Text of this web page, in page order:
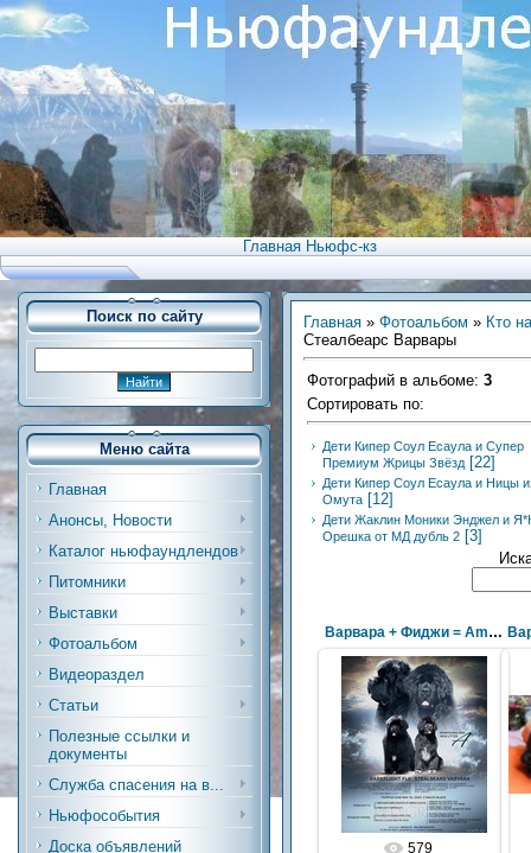
Главная Ньюфс-кз
Поиск по сайту
Меню сайта
Главная
Анонсы, Новости
Каталог ньюфаундлендов
Питомники
Выставки
Фотоальбом
Видеораздел
Статьи
Полезные ссылки и
документы
Служба спасения на в...
Ньюфособытия
Доска объявлений
Главная » Фотоальбом » Кто
Стеалбеарс Варвары
Фотографий в альбоме: 3
Сортировать по:
Дети Кипер Соул Есаула и Супер
Премиум Жрицы Звёзд [22]
Дети Кипер Соул Есаула и Ницы
Омута [12]
Дети Жаклин Моники Энджел и
Орешка от МД дубль 2 [3]
Варвара + Фиджи = Amooooore)
579